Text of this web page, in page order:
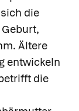
die
Ältere
entwickeln
die